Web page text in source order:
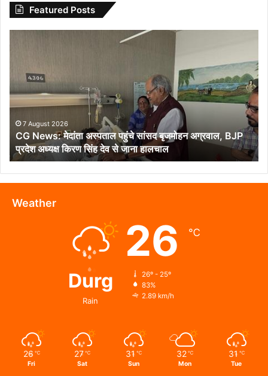
Featured Posts
अस्पताल
पहुंचे
सांसद
बृजमोहन
अग्रवाल,
BJP
प्रदेश
अध्यक्ष
किरण
सिंह
देव
7 August 2026
CG News: मेदांता अस्पताल पहुंचे सांसद बृजमोहन अग्रवाल, BJP
प्रदेश अध्यक्ष किरण सिंह देव से जाना हालचाल
Weather
Durg
Rain
26 ℃
26º - 25º
83%
2.89 km/h
26 ℃
Fri
27 ℃
Sat
31 ℃
Sun
32 ℃
Mon
31 ℃
Tue